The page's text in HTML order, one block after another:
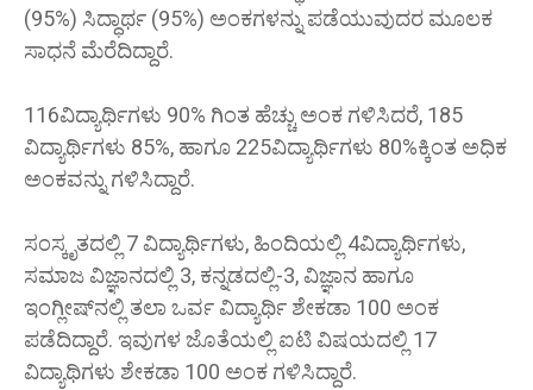
(95%) ಸಿದ್ಧಾರ್ಥ (95%) ಅಂಕಗಳನ್ನು ಪಡೆಯುವುದರ ಮೂಲಕ
ಸಾಧನೆ ಮೆರೆದಿದ್ದಾರೆ.
116ವಿದ್ಯಾರ್ಥಿಗಳು 90% ಗಿಂತ ಹೆಚ್ಚು ಅಂಕ ಗಳಿಸಿದರೆ, 185
ವಿದ್ಯಾರ್ಥಿಗಳು 85%, ಹಾಗೂ 225ವಿದ್ಯಾರ್ಥಿಗಳು 80%ಕ್ಕಿಂತ ಅಧಿಕ
ಅಂಕವನ್ನು ಗಳಿಸಿದ್ದಾರೆ.
ಸಂಸ್ಕೃತದಲ್ಲಿ 7 ವಿದ್ಯಾರ್ಥಿಗಳು, ಹಿಂದಿಯಲ್ಲಿ 4ವಿದ್ಯಾರ್ಥಿಗಳು,
ಸಮಾಜ ವಿಜ್ಞಾನದಲ್ಲಿ 3, ಕನ್ನಡದಲ್ಲಿ-3, ವಿಜ್ಞಾನ ಹಾಗೂ
ಇಂಗ್ಲೀಷ್‌ನಲ್ಲಿ ತಲಾ ಒರ್ವ ವಿದ್ಯಾರ್ಥಿ ಶೇಕಡಾ 100 ಅಂಕ
ಪಡೆದಿದ್ದಾರೆ. ಇವುಗಳ ಜೊತೆಯಲ್ಲಿ ಐಟಿ ವಿಷಯದಲ್ಲಿ 17
ವಿದ್ಯಾಥಿಗಳು ಶೇಕಡಾ 100 ಅಂಕ ಗಳಿಸಿದ್ದಾರೆ.